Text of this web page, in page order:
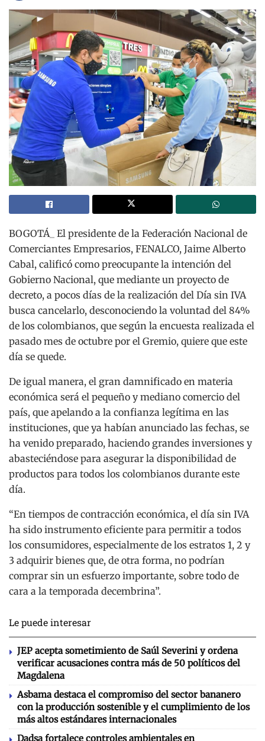
BOGOTÁ_ El presidente de la Federación Nacional de
Comerciantes Empresarios, FENALCO, Jaime Alberto
Cabal, calificó como preocupante la intención del
Gobierno Nacional, que mediante un proyecto de
decreto, a pocos días de la realización del Día sin IVA
busca cancelarlo, desconociendo la voluntad del 84%
de los colombianos, que según la encuesta realizada el
pasado mes de octubre por el Gremio, quiere que este
día se quede.
De igual manera, el gran damnificado en materia
económica será el pequeño y mediano comercio del
país, que apelando a la confianza legítima en las
instituciones, que ya habían anunciado las fechas, se
ha venido preparado, haciendo grandes inversiones y
abasteciéndose para asegurar la disponibilidad de
productos para todos los colombianos durante este
día.
“En tiempos de contracción económica, el día sin IVA
ha sido instrumento eficiente para permitir a todos
los consumidores, especialmente de los estratos 1, 2 y
3 adquirir bienes que, de otra forma, no podrían
comprar sin un esfuerzo importante, sobre todo de
cara a la temporada decembrina”.
Le puede interesar
JEP acepta sometimiento de Saúl Severini y ordena
verificar acusaciones contra más de 50 políticos del
Magdalena
Asbama destaca el compromiso del sector bananero
con la producción sostenible y el cumplimiento de los
más altos estándares internacionales
Dadsa fortalece controles ambientales en